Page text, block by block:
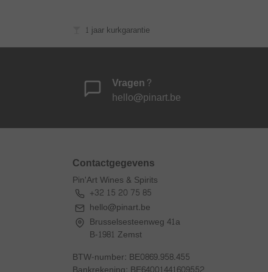
1 jaar kurkgarantie
Vragen?
hello@pinart.be
Contactgegevens
Pin'Art Wines & Spirits
+32 15 20 75 85
hello@pinart.be
Brusselsesteenweg 41a
B-1981 Zemst
BTW-number: BE0869.958.455